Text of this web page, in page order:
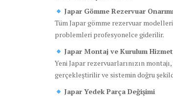
Japar Gömme Rezervuar
Tüm Japar gömme rezervuar
problemleri profesyonelce giderilir.
Japar Montaj ve Kurulum
Yeni Japar rezervuarlarınızın
gerçekleştirilir ve sistemin doğru
Japar Yedek Parça Değişimi